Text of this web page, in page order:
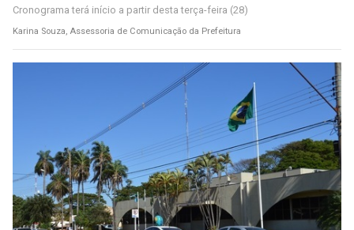
Cronograma terá início a partir desta terça-feira (28)
Karina Souza, Assessoria de Comunicação da Prefeitura